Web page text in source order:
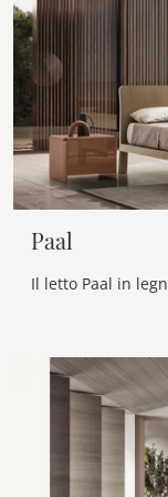
Paal